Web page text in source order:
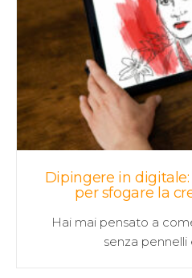
Dipingere in
per sfogare la
Hai mai pensato a
senza pennelli